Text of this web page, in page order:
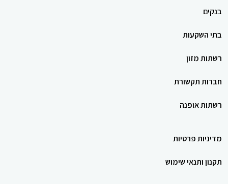
בנקים
בתי השקעות
רשתות מזון
חברות תקשורת
רשתות אופנה
מדיניות פרטיות
תקנון ותנאי שימוש